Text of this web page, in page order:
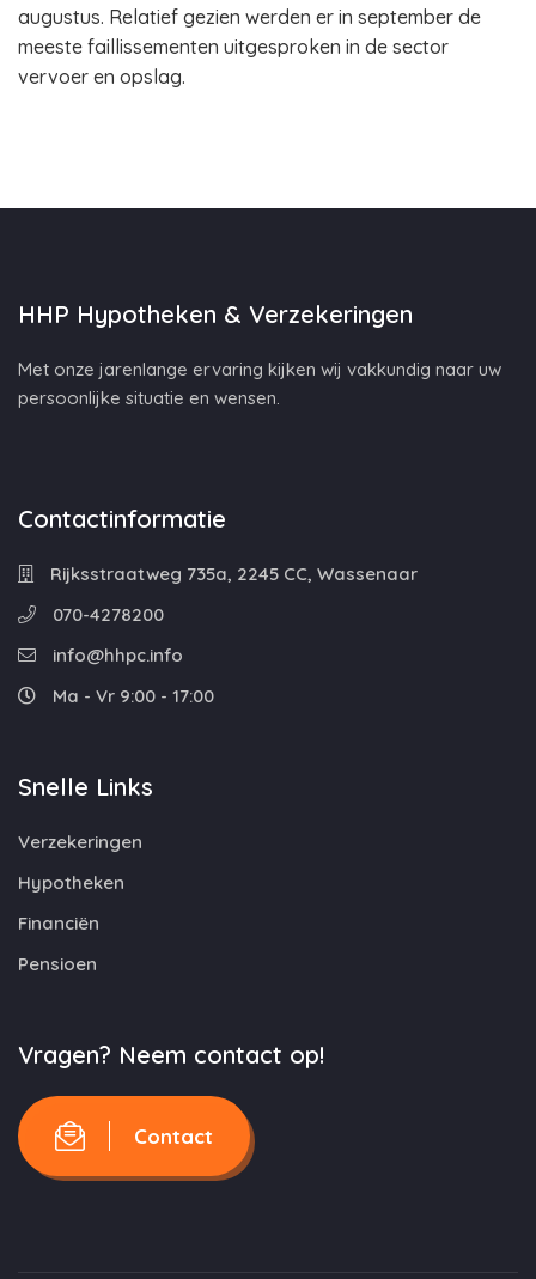
augustus. Relatief gezien werden er in september de
meeste faillissementen uitgesproken in de sector
vervoer en opslag.
HHP Hypotheken & Verzekeringen
Met onze jarenlange ervaring kijken wij vakkundig naar uw
persoonlijke situatie en wensen.
Contactinformatie
Rijksstraatweg 735a, 2245 CC, Wassenaar
070-4278200
info@hhpc.info
Ma - Vr 9:00 - 17:00
Snelle Links
Verzekeringen
Hypotheken
Financiën
Pensioen
Vragen? Neem contact op!
Contact